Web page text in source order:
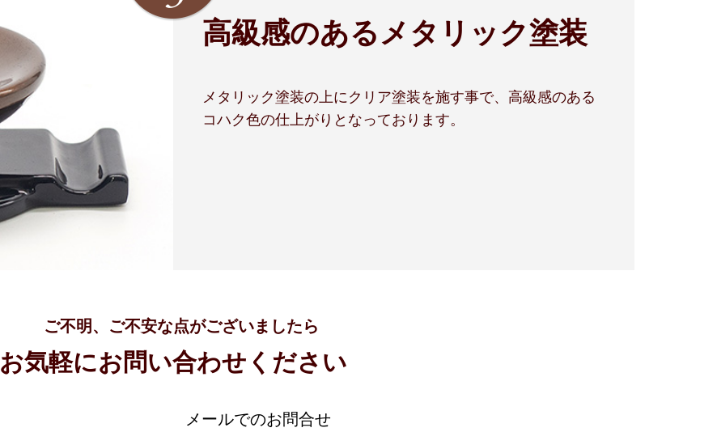
高級感のあるメタリック塗装
メタリック塗装の上にクリア塗装を施す事で、高級感のある
コハク色の仕上がりとなっております。
ご不明、ご不安な点がございましたら
お気軽にお問い合わせください
メールでのお問合せ